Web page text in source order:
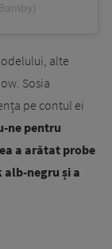
alte
Sosia
pe contul ei
ne pentru
a arătat probe
alb-negru și a